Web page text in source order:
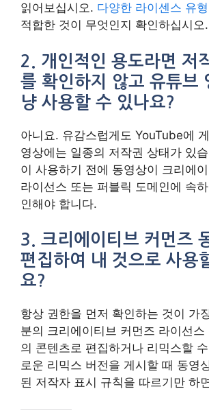
읽어보십시오. 다양한 라이센스 유형
적합한 것이 무엇인지 확인하십시오.
2. 개인적인 용도라면 저
를 확인하지 않고 유튜브
냥 사용할 수 있나요?
아니요. 유감스럽게도 YouTube에
영상에는 일종의 저작권 상태가 있
이 사용하기 전에 동영상이 크리에
라이선스 또는 퍼블릭 도메인에 속
인해야 합니다.
3. 크리에이티브 커먼즈
편집하여 내 것으로 사용
요?
항상 권한을 먼저 확인하는 것이 가
분의 크리에이티브 커먼즈 라이선스
의 콘텐츠로 편집하거나 리믹스할
로운 리믹스 버전을 게시할 때 동영
된 저작자 표시 규칙을 따르기만 하